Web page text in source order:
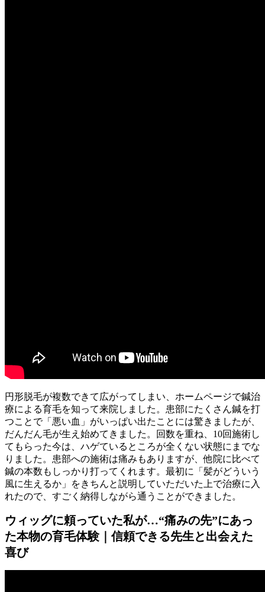
円形脱毛が複数できて広がってしまい、ホームページで鍼治
療による育毛を知って来院しました。患部にたくさん鍼を打
つことで「悪い血」がいっぱい出たことには驚きましたが、
だんだん毛が生え始めてきました。回数を重ね、10回施術し
てもらった今は、ハゲているところが全くない状態にまでな
りました。患部への施術は痛みもありますが、他院に比べて
鍼の本数もしっかり打ってくれます。最初に「髪がどういう
風に生えるか」をきちんと説明していただいた上で治療に入
れたので、すごく納得しながら通うことができました。
ウィッグに頼っていた私が…“痛みの先”にあっ
た本物の育毛体験｜信頼できる先生と出会えた
喜び